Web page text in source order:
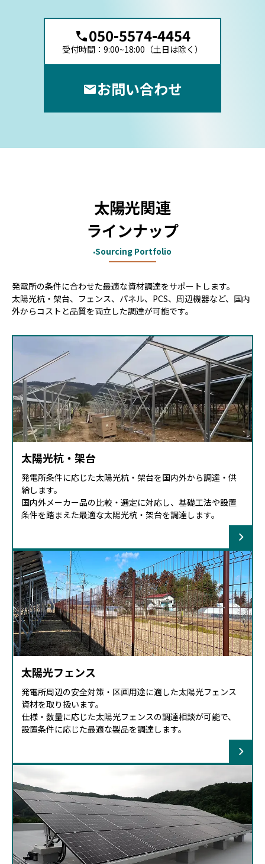
050-5574-4454
受付時間：9:00~18:00（土日は除く）
お問い合わせ
太陽光関連
ラインナップ
Sourcing Portfolio
発電所の条件に合わせた最適な資材調達をサポートします。
太陽光杭・架台、フェンス、パネル、PCS、周辺機器など、国内
外からコストと品質を両立した調達が可能です。
太陽光杭・架台
発電所条件に応じた太陽光杭・架台を国内外から調達・供
給します。
国内外メーカー品の比較・選定に対応し、基礎工法や設置
条件を踏まえた最適な太陽光杭・架台を調達します。
太陽光フェンス
発電所周辺の安全対策・区画用途に適した太陽光フェンス
資材を取り扱います。
仕様・数量に応じた太陽光フェンスの調達相談が可能で、
設置条件に応じた最適な製品を調達します。